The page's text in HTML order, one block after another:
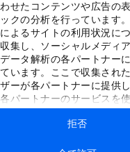
せたコンテンツや広告の
クの分析を行っています
よるサイトの利用状況に
集し、ソーシャルメディ
ータ解析の各パートナー
います。ここで収集された
ーが各パートナーに提供
パートナーのサービスを
集された情報と組み合わさ
によって使用されることが
拒否
シーポリシーと利用規約